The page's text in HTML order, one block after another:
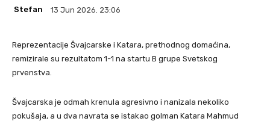
Stefan 13 Jun 2026. 23:06
Reprezentacije Švajcarske i Katara, prethodnog domaćina,
remizirale su rezultatom 1-1 na startu B grupe Svetskog
prvenstva.
Švajcarska je odmah krenula agresivno i nanizala nekoliko
pokušaja, a u dva navrata se istakao golman Katara Mahmud